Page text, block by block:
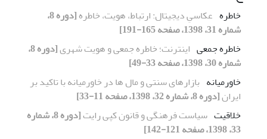
خاطره عکاسیِ دیجیتال: ارتباط، هویت، خاطره
[دوره 8،
شماره 31، 1398، صفحه 165-191]
خاطره جمعی اینترنت؛ خاطره جمعی و هویت شهری
[دوره 8،
شماره 30، 1398، صفحه 33-49]
خاورمیانه بازارهای سنتی و مال ها در خاورمیانه با تاکید بر
ایران[دوره 8، شماره 32، 1398، صفحه 11-33]
خلاقیت سیاست فرهنگی و قانون کپی رایت
[دوره 8، شماره
33، 1398، صفحه 121-142]